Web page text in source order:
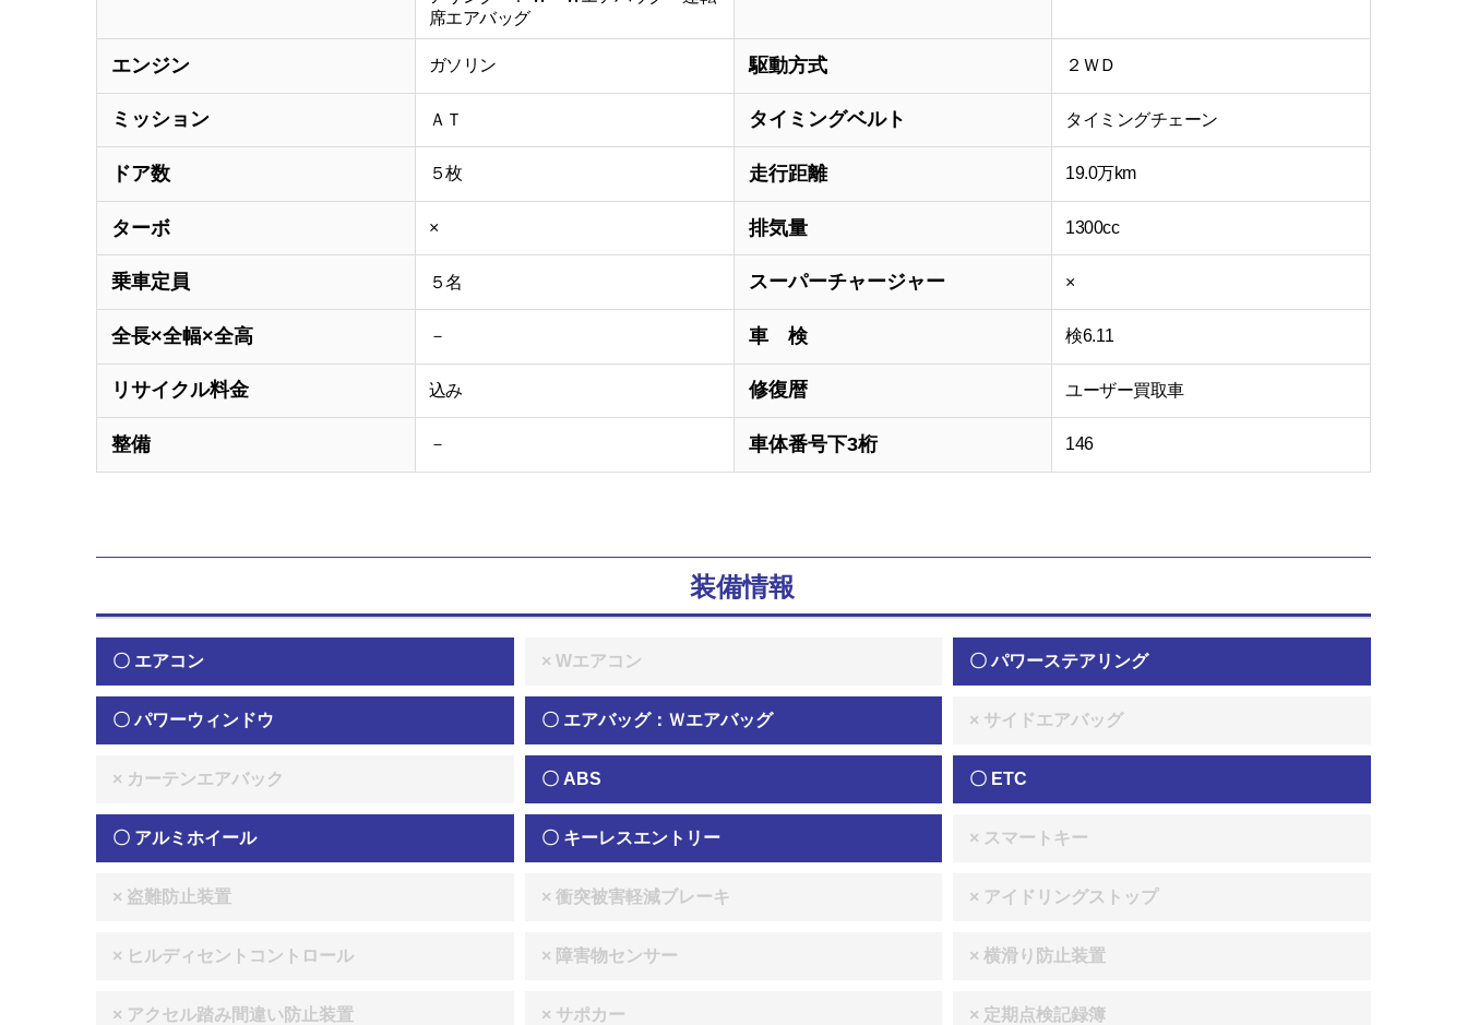
席エアバッグ
エンジン ガソリン 駆動方式 ２ＷＤ
ミッション ＡＴ タイミングベルト タイミングチェーン
ドア数 ５枚 走行距離 19.0万km
ターボ × 排気量 1300cc
乗車定員 ５名 スーパーチャージャー ×
全長×全幅×全高 － 車 検 検6.11
リサイクル料金 込み 修復暦 ユーザー買取車
整備 － 車体番号下3桁 146
装備情報
〇 エアコン × Wエアコン 〇 パワーステアリング
〇 パワーウィンドウ 〇 エアバッグ：Ｗエアバッグ × サイドエアバッグ
× カーテンエアバック 〇 ABS 〇 ETC
〇 アルミホイール 〇 キーレスエントリー × スマートキー
× 盗難防止装置 × 衝突被害軽減ブレーキ × アイドリングストップ
× ヒルディセントコントロール × 障害物センサー × 横滑り防止装置
× アクセル踏み間違い防止装置 × サポカー × 定期点検記録簿